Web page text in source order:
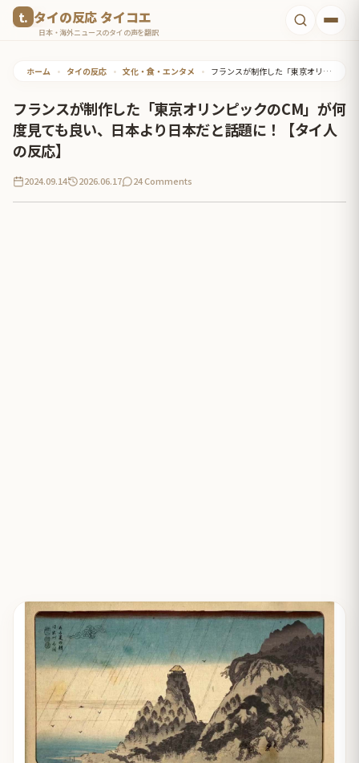
タイの反応 タイコエ
日本・海外ニュースのタイの声を翻訳
ホーム • タイの反応 • 文化・食・エンタメ • フランスが制作した「東京オリンピックのCM」が何度見ても良い、日本より日本だと話題に！【タイ人の反応】
フランスが制作した「東京オリンピックのCM」が何
度見ても良い、日本より日本だと話題に！【タイ人
の反応】
2024.09.14 2026.06.17 24 Comments